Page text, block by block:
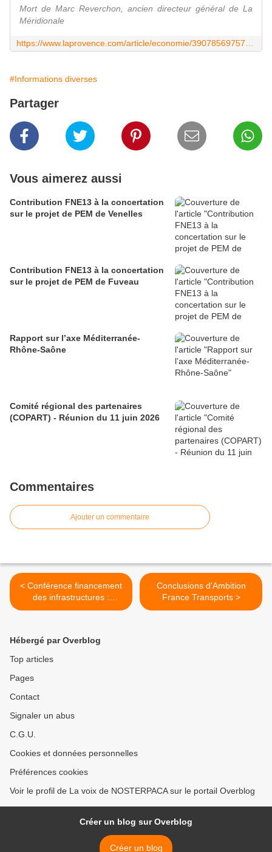
Mort de Marc Reverchon, ancien directeur général de La
Méridionale
#Informations diverses
Partager
Vous aimerez aussi
Contribution FNE13 à la concertation
sur le projet de PEM de Venelles
Contribution FNE13 à la concertation
sur le projet de PEM de Fuveau
Rapport sur l’axe Méditerranée-
Rhône-Saône
Comité régional des partenaires
(COPART) - Réunion du 11 juin 2026
Commentaires
Ajouter un commentaire
< Conférence financement
des infrastructures :
prendre en compte les
Conclusions d'Ambition
France Transports >
Hébergé par Overblog
Top articles
Pages
Contact
Signaler un abus
C.G.U.
Cookies et données personnelles
Préférences cookies
Voir le profil de La voix de NOSTERPACA sur le portail Overblog
Créer un blog sur Overblog
Créer un blog